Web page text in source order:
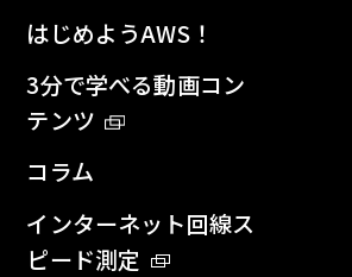
はじめようAWS！
3分で学べる動画コン
テンツ
コラム
インターネット回線ス
ピード測定